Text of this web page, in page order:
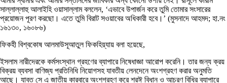
সাল্লাল্লাহু আলাইহি ওয়াসাল্লাম বললেন, ‘এভাবে উপার্জন করে তুমি তোমার সংসারের
প্রয়োজন পূরণ করছো। এতে তুমি বিরাট সওয়াবের অধিকারী হবে।’ (মুসনাদে আহমদ; হা.নং
১৬১৩০, ১৬০৮৬)
ফিকহী বিশ্বকোষ আলমাউসূআতুল ফিকহিয়্যায় বলা হয়েছে,
ইসলাম নারীদেরকে কর্মসংস্থান গ্রহণের ব্যাপারে নিষেধাজ্ঞা আরোপ করেনি। তার জন্য ক্রয়
বিক্রয় ব্যবসা বাণিজ্য প্রতিনিধি নিয়োগসহ যাবতীয় লেনদেনে অংশগ্রহণ করার অনুমতি
আছে। যাবত সে এ জাতীয় কারবারে অংশগ্রহণ করে শরঈ বিধান ও আচরণ বিধির ব্যাপারে